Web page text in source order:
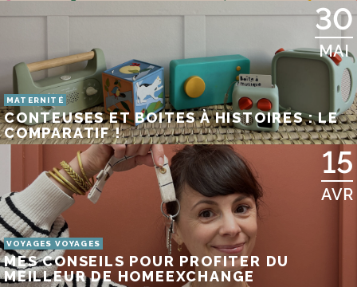
30
MAI
MATERNITÉ
CONTEUSES ET BOITES À HISTOIRES : LE
COMPARATIF !
15
AVR
VOYAGES VOYAGES
MES CONSEILS POUR PROFITER DU
MEILLEUR DE HOMEEXCHANGE